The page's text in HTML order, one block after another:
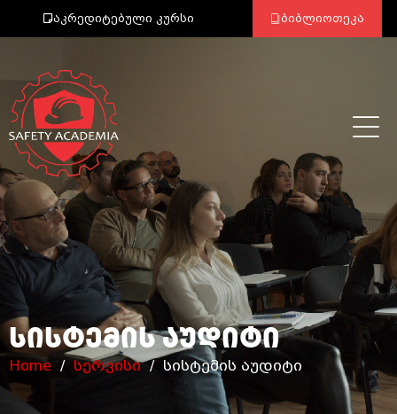
აკრედიტებული კურსი ბიბლიოთეკა
სისტემის აუდიტი
Home / სერვისი/ სისტემის აუდიტი